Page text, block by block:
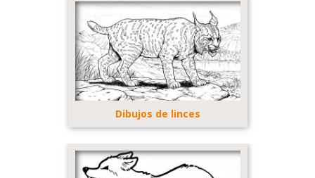
Dibujos de linces